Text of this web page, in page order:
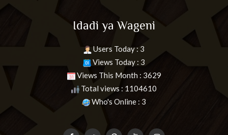
Idadi ya Wageni
Users Today : 3
Views Today : 3
Views This Month : 3629
Total views : 1104610
Who's Online : 3